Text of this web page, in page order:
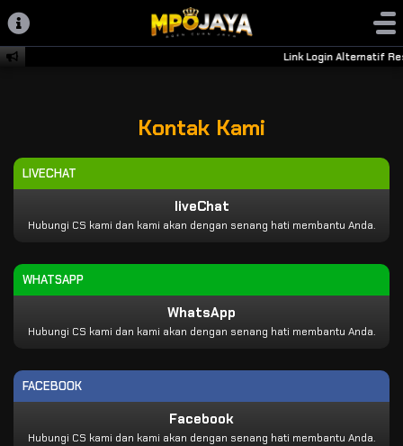
Link Login Alternatif
Kontak Kami
LIVECHAT
liveChat
Hubungi CS kami dan kami akan dengan senang hati membantu Anda.
WHATSAPP
WhatsApp
Hubungi CS kami dan kami akan dengan senang hati membantu Anda.
FACEBOOK
Facebook
Hubungi CS kami dan kami akan dengan senang hati membantu Anda.